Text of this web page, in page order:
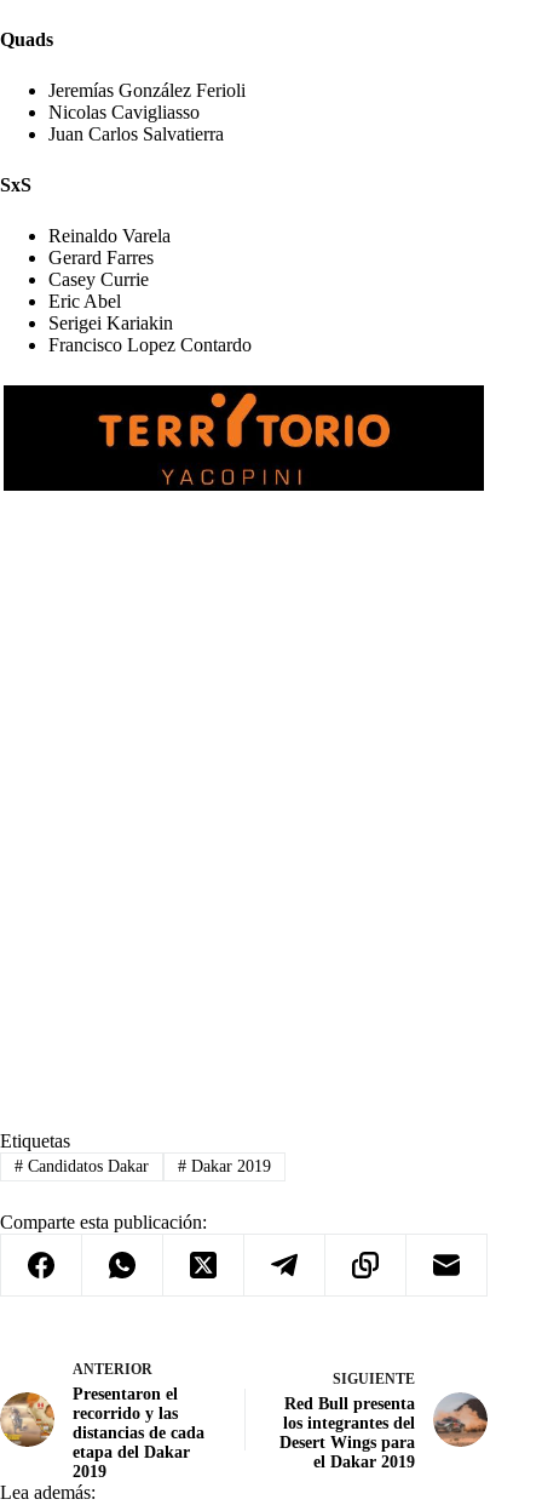
Quads
Jeremías González Ferioli
Nicolas Cavigliasso
Juan Carlos Salvatierra
SxS
Reinaldo Varela
Gerard Farres
Casey Currie
Eric Abel
Serigei Kariakin
Francisco Lopez Contardo
Etiquetas
#Candidatos Dakar #Dakar 2019
Comparte esta publicación:
ANTERIOR
Presentaron el
recorrido y las
distancias de cada
etapa del Dakar
2019
SIGUIENTE
Red Bull presenta
los integrantes del
Desert Wings para
el Dakar 2019
Lea además: